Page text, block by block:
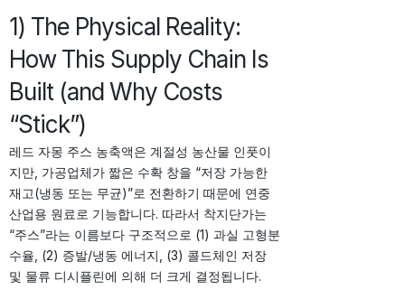
1) The Physical Reality:
How This Supply Chain Is
Built (and Why Costs
“Stick”)
레드 자몽 주스 농축액은 계절성 농산물 인풋이
지만, 가공업체가 짧은 수확 창을 “저장 가능한
재고(냉동 또는 무균)”로 전환하기 때문에 연중
산업용 원료로 기능합니다. 따라서 착지단가는
“주스”라는 이름보다 구조적으로 (1) 과실 고형분
수율, (2) 증발/냉동 에너지, (3) 콜드체인 저장
및 물류 디시플린에 의해 더 크게 결정됩니다.